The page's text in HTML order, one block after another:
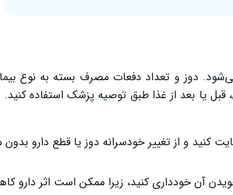
دوز و تعداد دفعات مصرف بسته به نوع
یا بعد از غذا طبق توصیه پزشک استفاده کنید.
و از تغییر خودسرانه دوز یا قطع دارو
آن خودداری کنید، زیرا ممکن است اثر دارو